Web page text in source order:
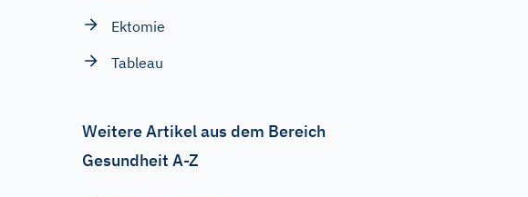
Ektomie
Tableau
Weitere Artikel aus dem Bereich
Gesundheit A-Z